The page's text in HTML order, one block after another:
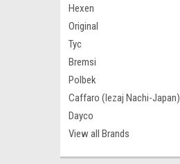
Hexen
Original
Tyc
Bremsi
Polbek
Caffaro (lezaj Nachi-Japan)
Dayco
View all Brands